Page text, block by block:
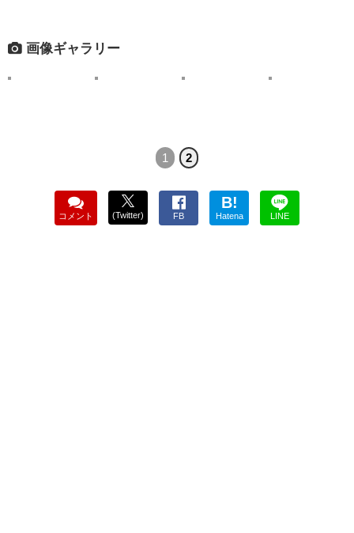
画像ギャラリー
1 2
コメント (Twitter) FB
B!
Hatena LINE